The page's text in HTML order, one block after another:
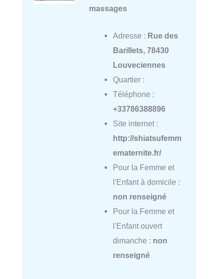
massages
Adresse : Rue des
Barillets, 78430
Louveciennes
Quartier :
Téléphone :
+33786388896
Site internet :
http://shiatsufemm
ematernite.fr/
Pour la Femme et
l'Enfant à domicile :
non renseigné
Pour la Femme et
l'Enfant ouvert
dimanche : non
renseigné